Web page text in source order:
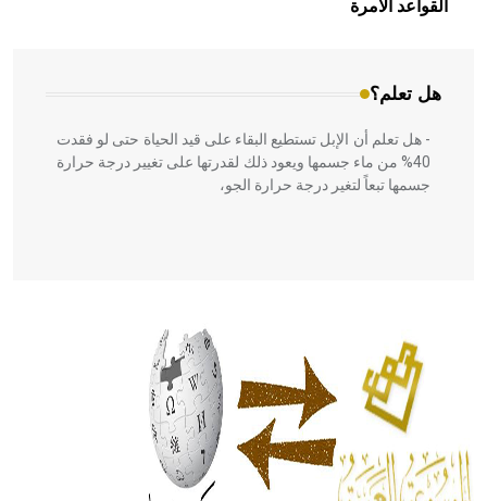
القواعد الآمرة
هل تعلم؟
المعمار على بناء مداميكه وخاصة في الواجهات
- هل تعلم أن الإبل تستطيع البقاء على قيد الحياة حتى لو فقدت
40% من ماء جسمها ويعود ذلك لقدرتها على تغيير درجة حرارة
جسمها تبعاً لتغير درجة حرارة الجو،
الحكم، الأدلة، تنظيم التغذية، ورسالته في جروح الرأس. ويعود
له الفضل بأنه حرر الطب من الدين والفلسفة.
- هل تعلم أن المرجان إفراز حيواني يتكون في البحر ويتركب
من مادة كربونات الكلسيوم، وهو أحمر أو شديد الحمرة وهو